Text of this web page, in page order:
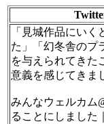
「見城作品にい
た」「幻冬舎のプ
を与えられてきた
意義を感じてきま
みんなウェルカム
ることにしまし